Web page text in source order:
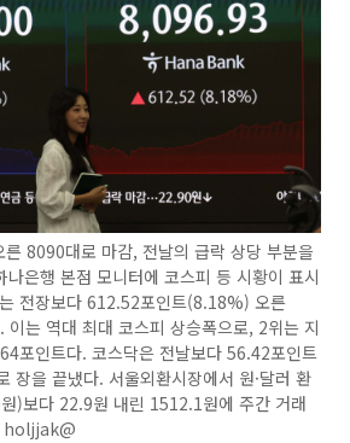
8090대로 마감, 전날의 급락 상당 부분을
은행 본점 모니터에 코스피 등 시황이 표시
전장보다 612.52포인트(8.18%) 오른
는 역대 최대 코스피 상승폭으로, 2위는 지
포인트다. 코스닥은 전날보다 56.42포인트
을 끝냈다. 서울외환시장에서 원·달러 환
)보다 22.9원 내린 1512.1원에 주간 거래
holjjak@